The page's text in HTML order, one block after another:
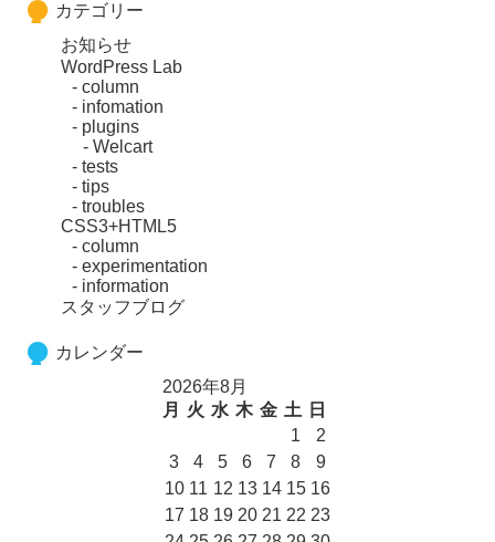
カテゴリー
お知らせ
WordPress Lab
column
infomation
plugins
Welcart
tests
tips
troubles
CSS3+HTML5
column
experimentation
information
スタッフブログ
カレンダー
2026年8月
月
火 水 木 金 土
日
1
2
3
4 5 6 7 8
9
10 11 12 13 14 15 16
17 18 19 20 21 22 23